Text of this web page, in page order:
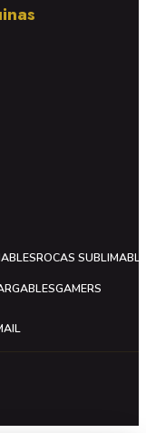
ROCAS
GAMERS